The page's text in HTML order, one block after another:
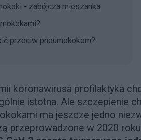
- zabójcza mieszanka
przeciw pneumokokom?
koronawirusa profilaktyka
istotna. Ale szczepienie
ma jeszcze jedno
przeprowadzone w 2020 roku